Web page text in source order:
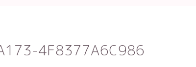
4F8377A6C986